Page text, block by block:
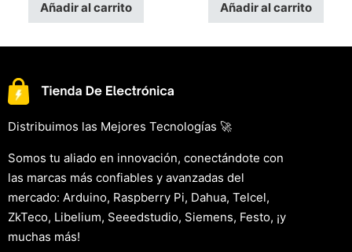
Añadir al carrito Añadir al carrito
Distribuimos las Mejores Tecnologías 🚀
Somos tu aliado en innovación, conectándote con
las marcas más confiables y avanzadas del
mercado: Arduino, Raspberry Pi, Dahua, Telcel,
ZkTeco, Libelium, Seeedstudio, Siemens, Festo, ¡y
muchas más!